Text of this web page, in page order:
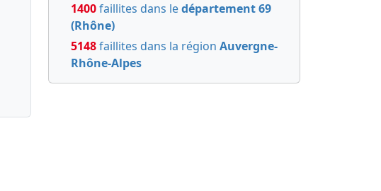
1400faillites dans ledépartement 69
(Rhône)
5148faillites dans la région Auvergne-
Rhône-Alpes